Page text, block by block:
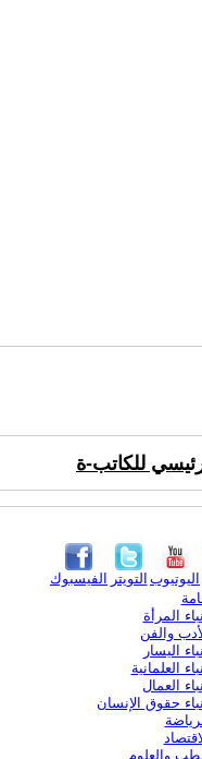
للكاتب-ة
الفيسبوك التويتر اليوتيوب
المرأة
والفن
اليسار
العلمانية
العمال
حقوق الإنسان
والعلوم